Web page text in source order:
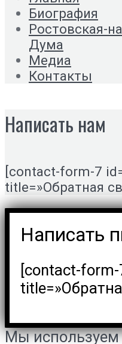
Биография
Ростовская-
Дума
Медиа
Контакты
Написать нам
[contact-form-7
title=»Обратная
Написать
[contact-form-
Мы